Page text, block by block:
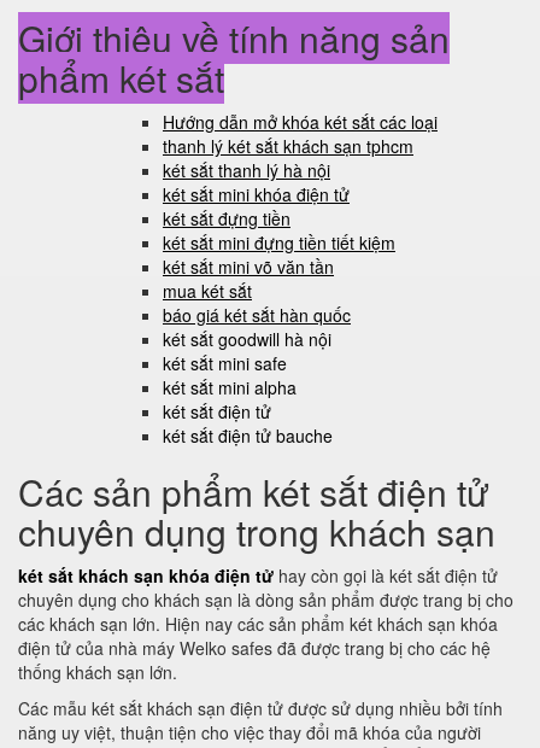
Giới thiệu về tính năng sản
phẩm két sắt
Hướng dẫn mở khóa két sắt các loại
thanh lý két sắt khách sạn tphcm
két sắt thanh lý hà nội
két sắt mini khóa điện tử
két sắt đựng tiền
két sắt mini đựng tiền tiết kiệm
két sắt mini võ văn tần
mua két sắt
báo giá két sắt hàn quốc
két sắt goodwill hà nội
két sắt mini safe
két sắt mini alpha
két sắt điện tử
két sắt điện tử bauche
Các sản phẩm két sắt điện tử
chuyên dụng trong khách sạn
két sắt khách sạn khóa điện tử hay còn gọi là két sắt điện tử
chuyên dụng cho khách sạn là dòng sản phẩm được trang bị cho
các khách sạn lớn. Hiện nay các sản phẩm két khách sạn khóa
điện tử của nhà máy Welko safes đã được trang bị cho các hệ
thống khách sạn lớn.
Các mẫu két sắt khách sạn điện tử được sử dụng nhiều bởi tính
năng uy việt, thuận tiện cho việc thay đổi mã khóa của người